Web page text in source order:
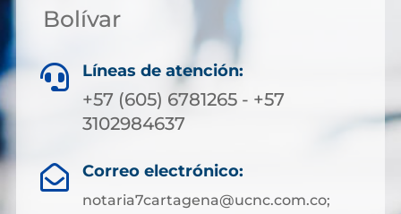
Bolívar
 Líneas de atención:
+57 (605) 6781265 - +57
3102984637
 Correo electrónico:
notaria7cartagena@ucnc.com.co;